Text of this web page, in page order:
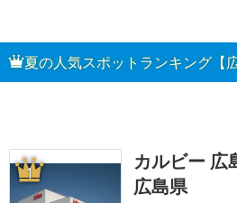
夏の人気スポットランキング【
1
カルビー 広
広島県